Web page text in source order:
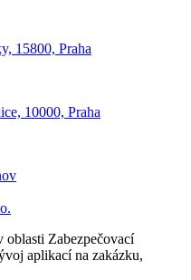
15800, Praha
10000, Praha
oblasti Zabezpečovací
aplikací na zakázku,